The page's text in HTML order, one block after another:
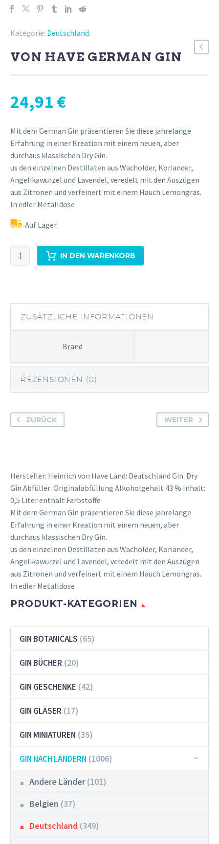
Kategorie: Deutschland.
VON HAVE GERMAN GIN
24,91 €
Mit dem German Gin präsentieren Sie diese jahrelange
Erfahrung in einer Kreation mit einem neuen, aber
durchaus klassischen Dry Gin.
us den einzelnen Destillaten aus Wacholder, Koriander,
Angelikawurzel und Lavendel, veredelt mit den Auszügen
aus Zitronen und verfeinert mit einem Hauch Lemongras.
In edler Metalldose
Auf Lager.
von
Have
Menge
IN DEN WARENKORB
ZUSÄTZLICHE INFORMATIONEN
Brand
REZENSIONEN (0)
ZURÜCK WEITER
Hersteller: Heinrich von Have Land: Deutschland Gin: Dry
Gin Abfüller: Originalabfüllung Alkoholgehalt 43 % Inhalt:
0,5 Liter enthält Farbstoffe
Mit dem German Gin präsentieren Sie diese jahrelange
Erfahrung in einer Kreation mit einem neuen, aber
durchaus klassischen Dry Gin.
us den einzelnen Destillaten aus Wacholder, Koriander,
Angelikawurzel und Lavendel, veredelt mit den Auszügen
aus Zitronen und verfeinert mit einem Hauch Lemongras.
In edler Metalldose
PRODUKT-KATEGORIEN
GIN BOTANICALS (65)
GIN BÜCHER (20)
GIN GESCHENKE (42)
GIN GLÄSER (17)
GIN MINIATUREN (35)
GIN NACH LÄNDERN (1006)
Andere Länder (101)
Belgien (37)
Deutschland (349)